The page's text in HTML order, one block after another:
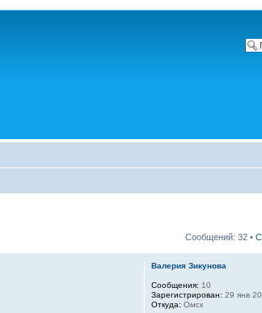
Сообщений: 32 •
Валерия Зикунова
Сообщения: 10
Зарегистрирован: 29 янв
Откуда: Омск